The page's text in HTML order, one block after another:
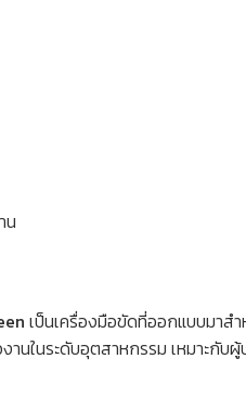
น
เป็นเครื่องมือขัดที่ออกแบบมาส
านในระดับอุตสาหกรรม เหมาะ